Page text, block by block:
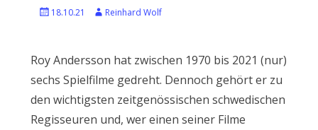
Veröffentlicht
18.10.21 AutorReinhard Wolf
Roy Andersson hat zwischen 1970 bis 2021 (nur)
sechs Spielfilme gedreht. Dennoch gehört er zu
den wichtigsten zeitgenössischen schwedischen
Regisseuren und, wer einen seiner Filme